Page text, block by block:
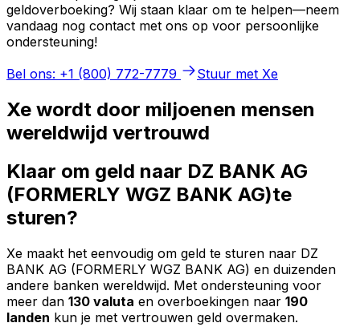
geldoverboeking? Wij staan klaar om te helpen—neem
vandaag nog contact met ons op voor persoonlijke
ondersteuning!
Bel ons: +1 (800) 772-7779
Stuur met Xe
Xe wordt door miljoenen mensen
wereldwijd vertrouwd
Klaar om geld naar DZ BANK AG
(FORMERLY WGZ BANK AG)te
sturen?
Xe maakt het eenvoudig om geld te sturen naar DZ
BANK AG (FORMERLY WGZ BANK AG) en duizenden
andere banken wereldwijd. Met ondersteuning voor
meer dan 130 valuta en overboekingen naar 190
landen kun je met vertrouwen geld overmaken.